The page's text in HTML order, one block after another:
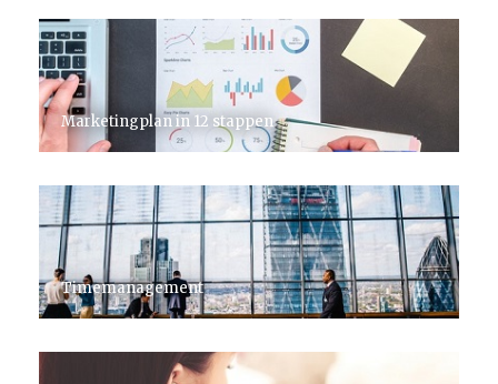
Marketingplan in 12 stappen
Timemanagement